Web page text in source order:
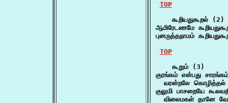
TOP
    கூறியதுகூறல் (2)
ஆமிரேடணமே
புனருத்தநாமம்
TOP
    கூறும் (3)
குரங்கம் என்பது
வரன்றலே கொழித்தல்
குலுமி பாசறையே
விலைமகள் தானே